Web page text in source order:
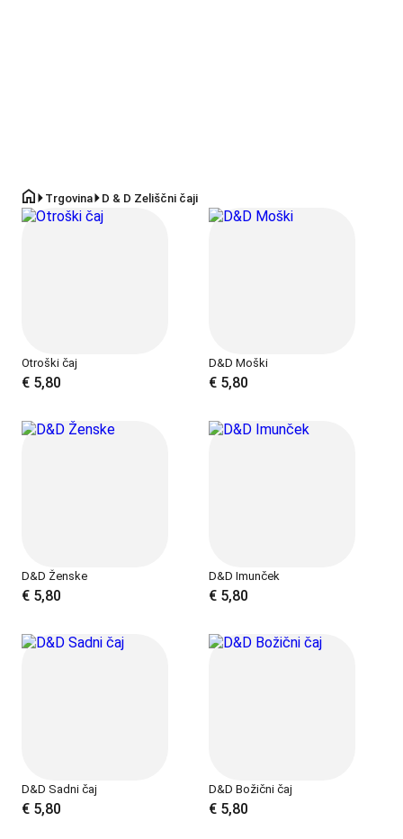
Trgovina D & D Zeliščni čaji
Otroški čaj
€ 5,80
D&D Moški
€ 5,80
D&D Ženske
€ 5,80
D&D Imunček
€ 5,80
D&D Sadni čaj
€ 5,80
D&D Božični čaj
€ 5,80